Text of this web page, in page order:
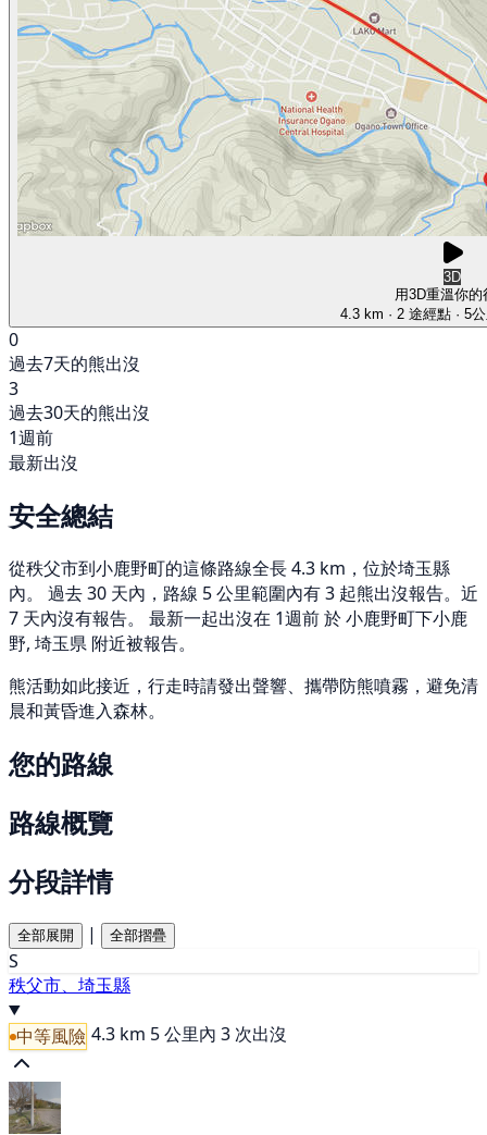
3D
用3D重溫你的
4.3 km · 2 途經點 · 5
0
過去7天的熊出沒
3
過去30天的熊出沒
1週前
最新出沒
安全總結
從秩父市到小鹿野町的這條路線全長 4.3 km，位於埼玉縣
內。 過去 30 天內，路線 5 公里範圍內有 3 起熊出沒報告。近
7 天內沒有報告。 最新一起出沒在 1週前 於 小鹿野町下小鹿
野, 埼玉県 附近被報告。
熊活動如此接近，行走時請發出聲響、攜帶防熊噴霧，避免清
晨和黃昏進入森林。
您的路線
路線概覽
分段詳情
全部展開 | 全部摺疊
S
秩父市、埼玉縣
中等風險 4.3 km 5 公里內 3 次出沒